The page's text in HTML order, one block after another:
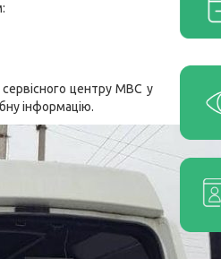
центру МВС у
інформацію.